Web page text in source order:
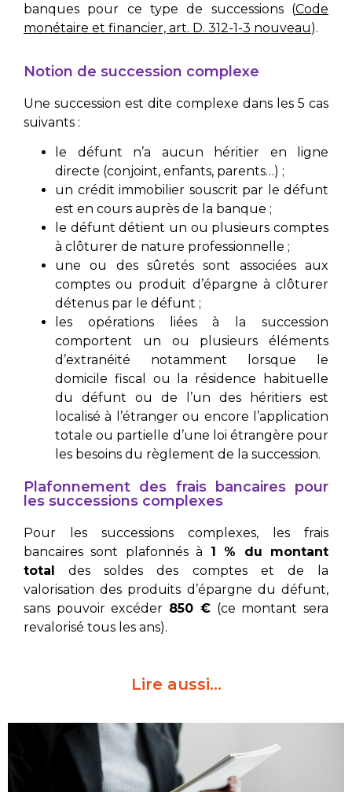
banques pour ce type de successions (Code
monétaire et financier, art. D. 312-1-3 nouveau).
Notion de succession complexe
Une succession est dite complexe dans les 5 cas
suivants :
le défunt n’a aucun héritier en ligne
directe (conjoint, enfants, parents…) ;
un crédit immobilier souscrit par le défunt
est en cours auprès de la banque ;
le défunt détient un ou plusieurs comptes
à clôturer de nature professionnelle ;
une ou des sûretés sont associées aux
comptes ou produit d’épargne à clôturer
détenus par le défunt ;
les opérations liées à la succession
comportent un ou plusieurs éléments
d’extranéité notamment lorsque le
domicile fiscal ou la résidence habituelle
du défunt ou de l’un des héritiers est
localisé à l’étranger ou encore l’application
totale ou partielle d’une loi étrangère pour
les besoins du règlement de la succession.
Plafonnement des frais bancaires pour
les successions complexes
Pour les successions complexes, les frais
bancaires sont plafonnés à 1 % du montant
total
des soldes des comptes et de la
valorisation des produits d’épargne du défunt,
sans pouvoir excéder 850 €(ce montant sera
revalorisé tous les ans).
Lire aussi…​